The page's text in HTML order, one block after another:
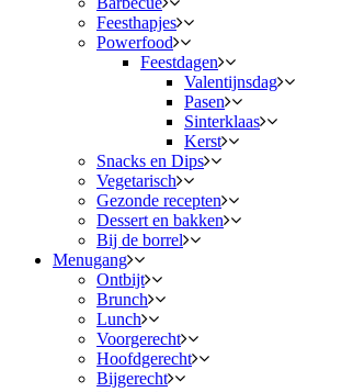
Feesthapjes
Powerfood
Feestdagen
Valentijnsdag
Pasen
Sinterklaas
Kerst
Snacks en Dips
Vegetarisch
Gezonde recepten
Dessert en bakken
Bij de borrel
Menugang
Ontbijt
Brunch
Lunch
Voorgerecht
Hoofdgerecht
Bijgerecht